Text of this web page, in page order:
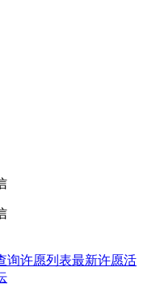
询许愿列表最新许愿活